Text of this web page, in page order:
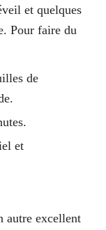
et quelques
Pour faire du
de
et
autre excellent